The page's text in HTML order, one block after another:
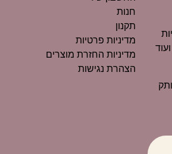
עם למעלה מ- 70 שנות ותק
חנות
תקנון
מדיניות פרטיות
מדיניות החזרת מוצרים
הצהרת נגישות